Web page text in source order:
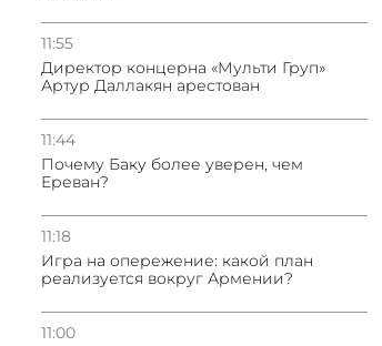
11:55
Директор концерна «Мульти Груп»
Артур Даллакян арестован
11:44
Почему Баку более уверен, чем
Ереван?
11:18
Игра на опережение: какой план
реализуется вокруг Армении?
11:00